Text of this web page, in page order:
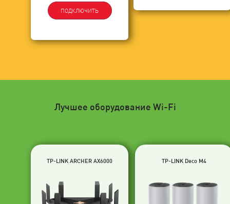
ПОДКЛЮЧИТЬ
Лучшее оборудование Wi-Fi
TP-LINK ARCHER AX6000 TP-LINK Deco M4